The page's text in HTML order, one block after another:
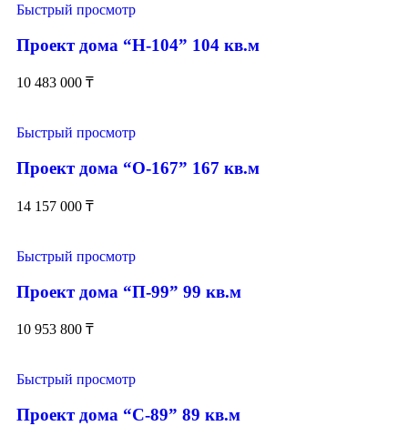
Быстрый просмотр
Проект дома “Н-104” 104 кв.м
10 483 000 ₸
Быстрый просмотр
Проект дома “О-167” 167 кв.м
14 157 000 ₸
Быстрый просмотр
Проект дома “П-99” 99 кв.м
10 953 800 ₸
Быстрый просмотр
Проект дома “С-89” 89 кв.м